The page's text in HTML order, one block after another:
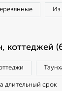
Из
коттеджей
длительный срок